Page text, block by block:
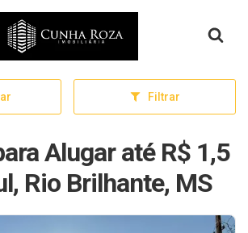
Página inicial
Filtrar
Alugar até R$ 1,5
Rio Brilhante, MS